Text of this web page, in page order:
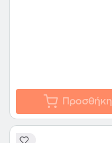
Προσθήκη